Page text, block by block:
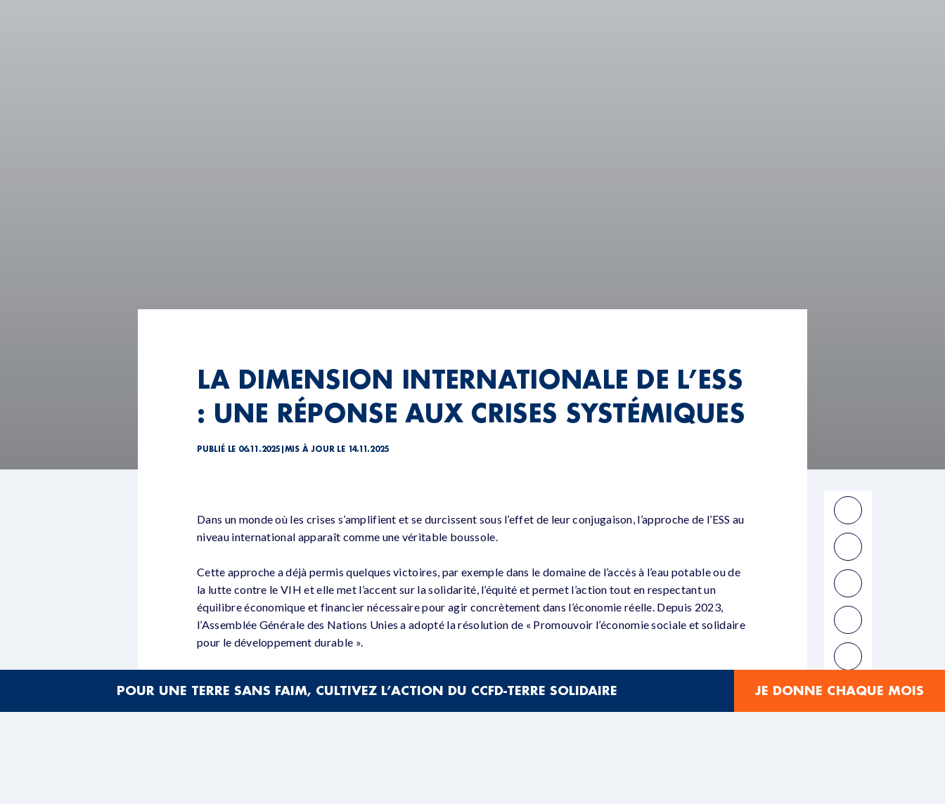
LA DIMENSION INTERNATIONALE DE L’ESS
: UNE RÉPONSE AUX CRISES SYSTÉMIQUES
PUBLIÉ LE 06.11.2025 |MIS À JOUR LE 14.11.2025
Dans un monde où les crises s’amplifient et se durcissent sous l’effet de leur conjugaison, l’approche de l’ESS au
niveau international apparaît comme une véritable boussole.
Cette approche a déjà permis quelques victoires, par exemple dans le domaine de l’accès à l’eau potable ou de
la lutte contre le VIH et elle met l’accent sur la solidarité, l’équité et permet l’action tout en respectant un
équilibre économique et financier nécessaire pour agir concrètement dans l’économie réelle. Depuis 2023,
l’Assemblée Générale des Nations Unies a adopté la résolution de « Promouvoir l’économie sociale et solidaire
pour le développement durable ».
? » organisée à Dijon les 27 et 28 novembre, une table-ronde réunira 5 acteurs qui incarnent cette dimension
POUR UNE TERRE SANS FAIM, CULTIVEZ L’ACTION DU CCFD-TERRE SOLIDAIRE JE DONNE CHAQUE MOIS